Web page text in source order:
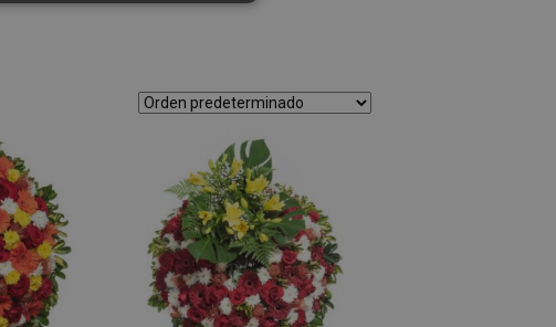
Esas cookies no se pueden
Universal Analytics, que es
análisis de Google más utilizado.
únicos asignando un número
de cliente. Se incluye en cada
calcular los datos de visitantes,
de sitios. De forma
aunque los propietarios de sitios